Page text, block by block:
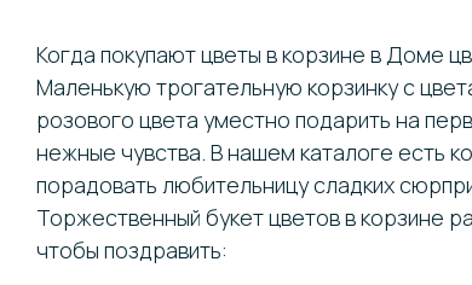
Когда покупают цветы в корзине в Доме
Маленькую трогательную корзинку с
розового цвета уместно подарить на
нежные чувства. В нашем каталоге есть
порадовать любительницу сладких
Торжественный букет цветов в корзине
чтобы поздравить: